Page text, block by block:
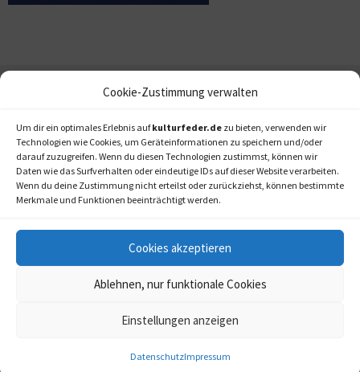
Cookie-Zustimmung verwalten
Um dir ein optimales Erlebnis aufkulturfeder.de zu bieten, verwenden wir
Technologien wie Cookies, um Geräteinformationen zu speichern und/oder
darauf zuzugreifen. Wenn du diesen Technologien zustimmst, können wir
Daten wie das Surfverhalten oder eindeutige IDs auf dieser Website verarbeiten.
Wenn du deine Zustimmung nicht erteilst oder zurückziehst, können bestimmte
Merkmale und Funktionen beeinträchtigt werden.
Cookies akzeptieren
Ablehnen, nur funktionale Cookies
Einstellungen anzeigen
DatenschutzImpressum
kulturfeder.de –
Musical, Oper und mehr